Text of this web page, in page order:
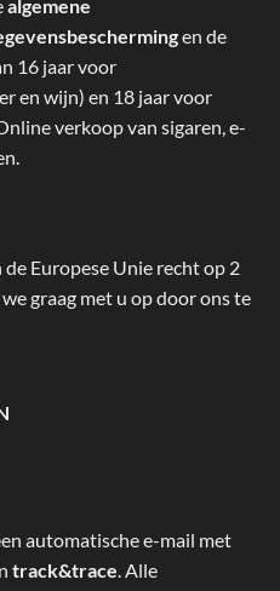
algemene
en de
16 jaar voor
en wijn) en 18 jaar voor
verkoop van sigaren, e-
Europese Unie recht op 2
graag met u op door ons te
automatische e-mail met
track&trace . Alle